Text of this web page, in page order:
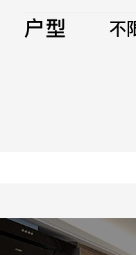
户型 不